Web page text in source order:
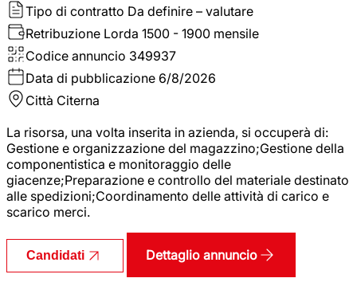
Tipo di contratto Da definire – valutare
Retribuzione Lorda 1500 - 1900 mensile
Codice annuncio 349937
Data di pubblicazione 6/8/2026
Città Citerna
La risorsa, una volta inserita in azienda, si occuperà di:
Gestione e organizzazione del magazzino;Gestione della
componentistica e monitoraggio delle
giacenze;Preparazione e controllo del materiale destinato
alle spedizioni;Coordinamento delle attività di carico e
scarico merci.
Candidati Dettaglio annuncio